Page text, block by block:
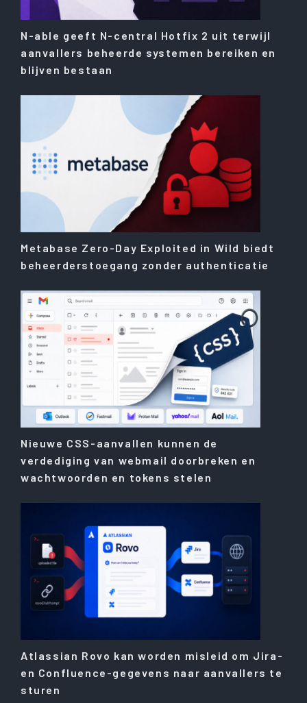
N-able geeft N-central Hotfix 2 uit terwijl
aanvallers beheerde systemen bereiken en
blijven bestaan
Metabase Zero-Day Exploited in Wild biedt
beheerderstoegang zonder authenticatie
Nieuwe CSS-aanvallen kunnen de
verdediging van webmail doorbreken en
wachtwoorden en tokens stelen
Atlassian Rovo kan worden misleid om Jira-
en Confluence-gegevens naar aanvallers te
sturen